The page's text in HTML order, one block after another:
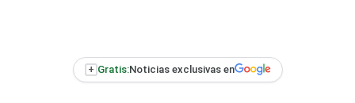
+ Gratis:Noticias exclusivas en